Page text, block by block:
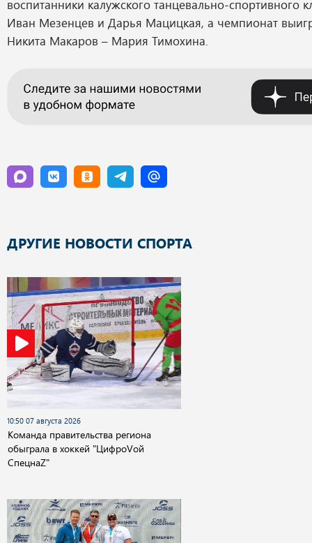
воспитанники калужского танцевально-спортивного
Иван Мезенцев и Дарья Мацицкая, а чемпионат
Никита Макаров – Мария Тимохина.
ДРУГИЕ НОВОСТИ СПОРТА
10:50 07 августа 2026
Команда правительства региона
обыграла в хоккей "ЦифроVой
СпецнаZ"